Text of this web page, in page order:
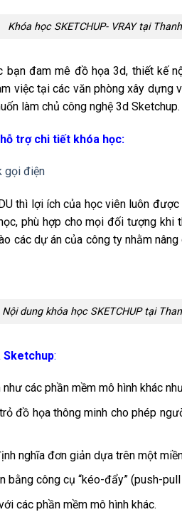
Khóa học SKETCHUP- VRAY tại
đam mê đồ họa 3d, thiết kế
việc tại các văn phòng xây dựng
làm chủ công nghệ 3d Sketchup.
trợ chi tiết khóa học:
thì lợi ích của học viên luôn
phù hợp cho mọi đối tượng khi
các dự án của công ty nhằm
Nội dung khóa học SKETCHUP tại
Sketchup:
các phần mềm mô hình khác
đồ họa thông minh cho phép
nghĩa đơn giản dựa trên một
bằng công cụ “kéo-đẩy” (push-
các phần mềm mô hình khác.